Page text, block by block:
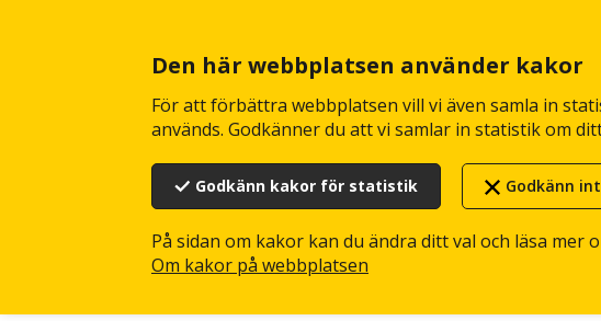
Den här webbplatsen använder kakor
För att förbättra webbplatsen vill vi även samla in
används. Godkänner du att vi samlar in statistik om
Godkänn kakor för statistik Godkänn
På sidan om kakor kan du ändra ditt val och läsa mer
Om kakor på webbplatsen